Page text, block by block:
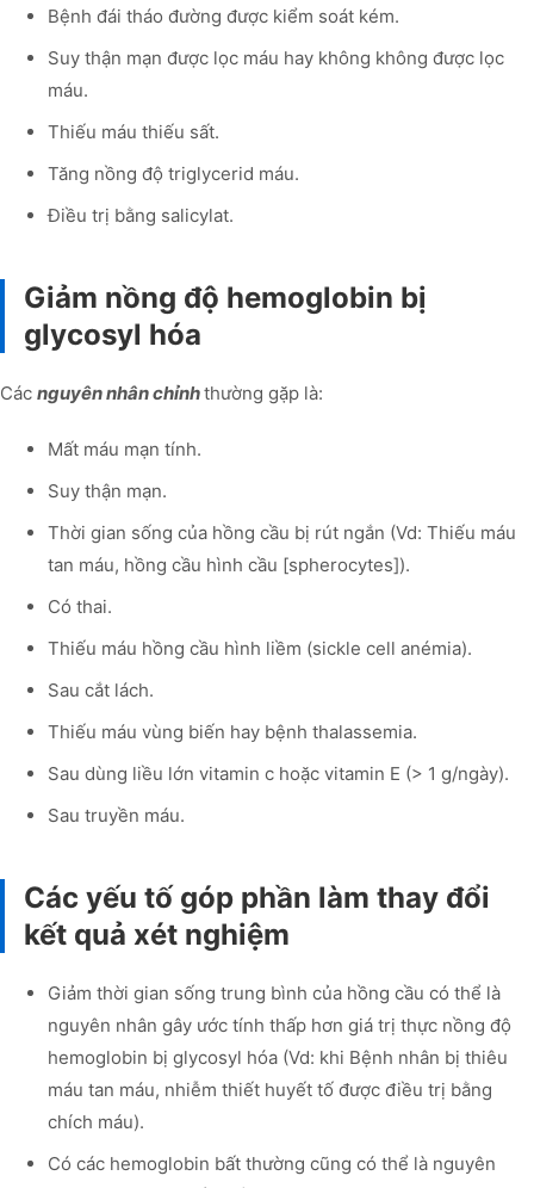
Bệnh đái tháo đường được kiểm soát kém.
Suy thận mạn được lọc máu hay không không được lọc
máu.
Thiếu máu thiếu sất.
Tăng nồng độ triglycerid máu.
Điều trị bằng salicylat.
Giảm nồng độ hemoglobin bị
glycosyl hóa
Các nguyên nhân chỉnhthường gặp là:
Mất máu mạn tính.
Suy thận mạn.
Thời gian sống của hồng cầu bị rút ngắn (Vd: Thiếu máu
tan máu, hồng cầu hình cầu [spherocytes]).
Có thai.
Thiếu máu hồng cầu hình liềm (sickle cell anémia).
Sau cắt lách.
Thiếu máu vùng biến hay bệnh thalassemia.
Sau dùng liều lớn vitamin c hoặc vitamin E (> 1 g/ngày).
Sau truyền máu.
Các yếu tố góp phần làm thay đổi
kết quả xét nghiệm
Giảm thời gian sống trung bình của hồng cầu có thể là
nguyên nhân gây ước tính thấp hơn giá trị thực nồng độ
hemoglobin bị glycosyl hóa (Vd: khi Bệnh nhân bị thiêu
máu tan máu, nhiễm thiết huyết tố được điều trị bằng
chích máu).
Có các hemoglobin bất thường cũng có thể là nguyên